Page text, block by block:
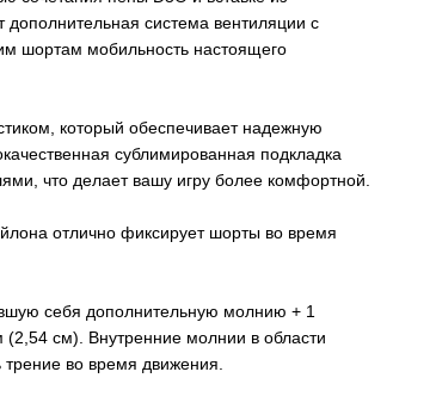
система вентиляции с
шортам мобильность настоящего
который обеспечивает надежную
сублимированная подкладка
что делает вашу игру более комфортной.
отлично фиксирует шорты во время
себя дополнительную молнию + 1
(2,54 см). Внутренние молнии в области
во время движения.